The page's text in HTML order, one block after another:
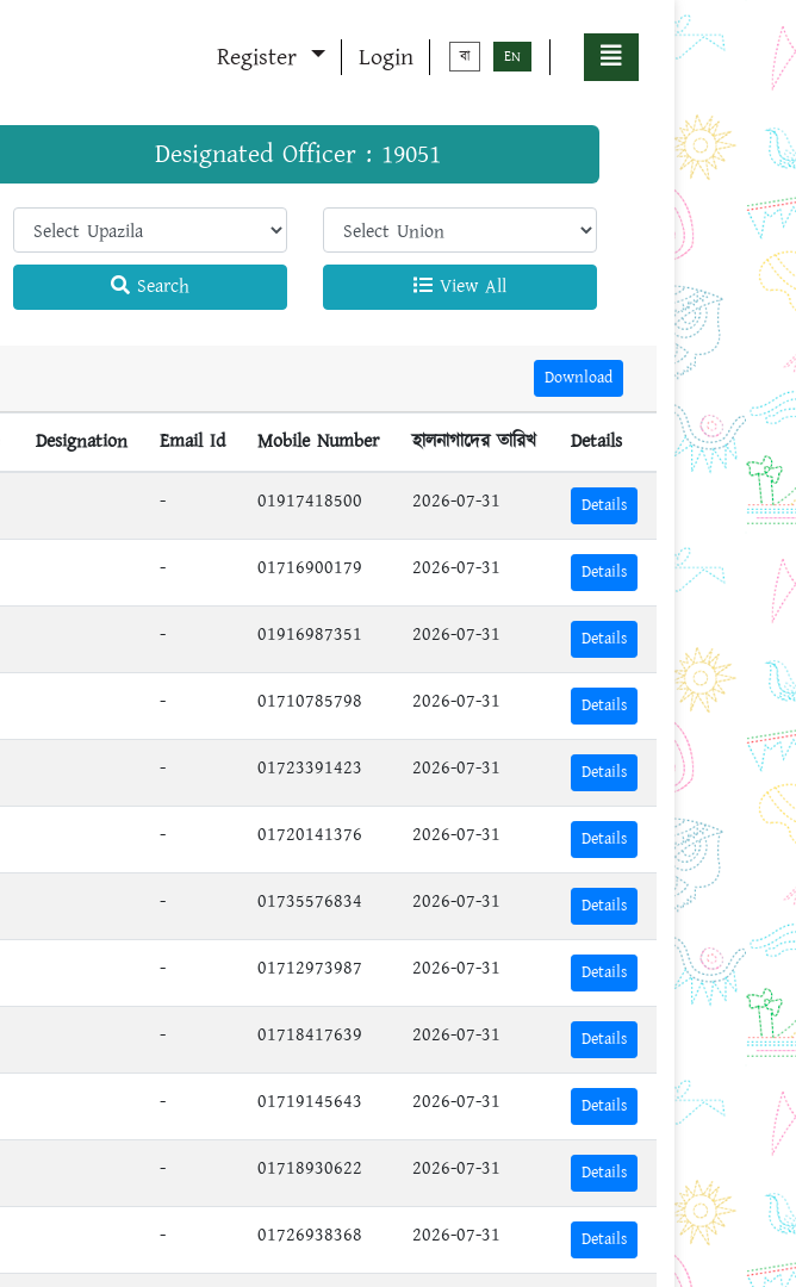
Register Login বা EN
Designated Officer : 19051
Search View All
Download
Designation Email Id Mobile Number হালনাগাদের তারিখ Details
- 01917418500 2026-07-31 Details
- 01716900179 2026-07-31 Details
- 01916987351 2026-07-31 Details
- 01710785798 2026-07-31 Details
- 01723391423 2026-07-31 Details
- 01720141376 2026-07-31 Details
- 01735576834 2026-07-31 Details
- 01712973987 2026-07-31 Details
- 01718417639 2026-07-31 Details
- 01719145643 2026-07-31 Details
- 01718930622 2026-07-31 Details
- 01726938368 2026-07-31 Details